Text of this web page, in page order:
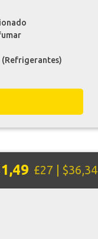
(Refrigerantes)
£27 | $36,34